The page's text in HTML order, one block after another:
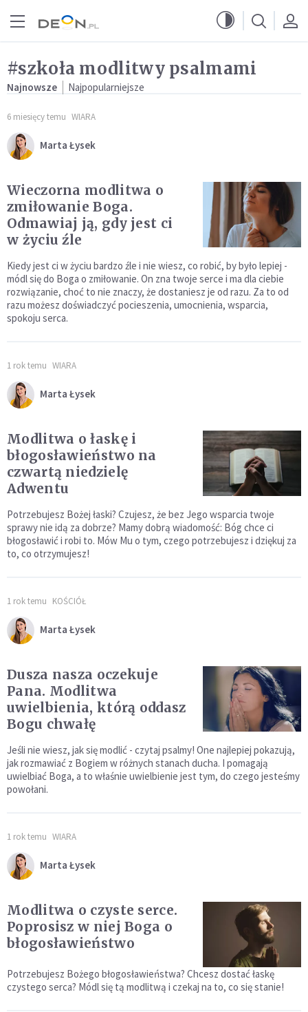
#szkoła modlitwy psalmami
Najnowsze Najpopularniejsze
6 miesięcy temu WIARA
Marta Łysek
Wieczorna modlitwa o
zmiłowanie Boga.
Odmawiaj ją, gdy jest ci
w życiu źle
Kiedy jest ci w życiu bardzo źle i nie wiesz, co robić, by było lepiej -
módl się do Boga o zmiłowanie. On zna twoje serce i ma dla ciebie
rozwiązanie, choć to nie znaczy, że dostaniesz je od razu. Za to od
razu możesz doświadczyć pocieszenia, umocnienia, wsparcia,
spokoju serca.
1 rok temu WIARA
Marta Łysek
Modlitwa o łaskę i
błogosławieństwo na
czwartą niedzielę
Adwentu
Potrzebujesz Bożej łaski? Czujesz, że bez Jego wsparcia twoje
sprawy nie idą za dobrze? Mamy dobrą wiadomość: Bóg chce ci
błogosławić i robi to. Mów Mu o tym, czego potrzebujesz i dziękuj za
to, co otrzymujesz!
1 rok temu KOŚCIÓŁ
Marta Łysek
Dusza nasza oczekuje
Pana. Modlitwa
uwielbienia, którą oddasz
Bogu chwałę
Jeśli nie wiesz, jak się modlić - czytaj psalmy! One najlepiej pokazują,
jak rozmawiać z Bogiem w różnych stanach ducha. I pomagają
uwielbiać Boga, a to właśnie uwielbienie jest tym, do czego jesteśmy
powołani.
1 rok temu WIARA
Marta Łysek
Modlitwa o czyste serce.
Poprosisz w niej Boga o
błogosławieństwo
Potrzebujesz Bożego błogosławieństwa? Chcesz dostać łaskę
czystego serca? Módl się tą modlitwą i czekaj na to, co się stanie!